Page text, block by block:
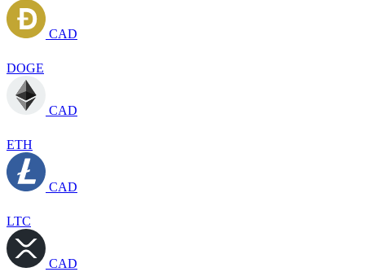
CAD
DOGE
CAD
ETH
CAD
LTC
CAD